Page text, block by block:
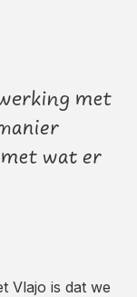
met
wat er
Vlajo is dat we